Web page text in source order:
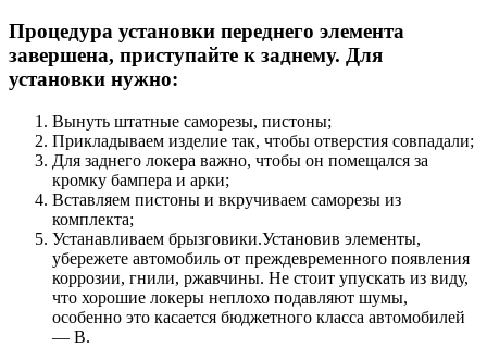
Процедура установки переднего элемента
завершена, приступайте к заднему. Для
установки нужно:
Вынуть штатные саморезы, пистоны;
Прикладываем изделие так, чтобы отверстия совпадали;
Для заднего локера важно, чтобы он помещался за
кромку бампера и арки;
Вставляем пистоны и вкручиваем саморезы из
комплекта;
Устанавливаем брызговики.Установив элементы,
убережете автомобиль от преждевременного появления
коррозии, гнили, ржавчины. Не стоит упускать из виду,
что хорошие локеры неплохо подавляют шумы,
особенно это касается бюджетного класса автомобилей
— В.